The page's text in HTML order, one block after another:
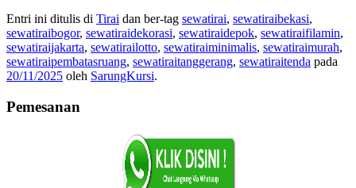
Entri ini ditulis di Tirai dan ber-tag sewatirai, sewatiraibekasi,
sewatiraibogor, sewatiraidekorasi, sewatiraidepok, sewatiraifilamin,
sewatiraijakarta, sewatirailotto, sewatiraiminimalis, sewatiraimurah,
sewatiraipembatasruang, sewatiraitanggerang, sewatiraitenda pada
20/11/2025 oleh SarungKursi.
Pemesanan